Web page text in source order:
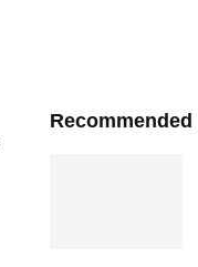
Recommended